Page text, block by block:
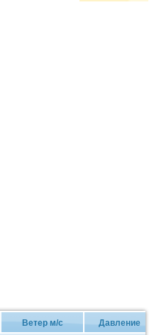
Ветер м/с Давление